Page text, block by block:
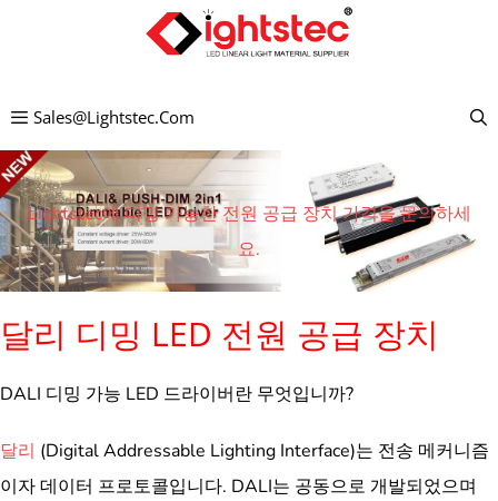
로
건
너
뛰
기
Sales@lightstec.com
Lightstec에 디밍 가능한 전원 공급 장치 가격을 문의하세
요.
달리 디밍 LED 전원 공급 장치
DALI 디밍 가능 LED 드라이버란 무엇입니까?
달리 (Digital Addressable Lighting Interface)는 전송 메커니즘
이자 데이터 프로토콜입니다. DALI는 공동으로 개발되었으며